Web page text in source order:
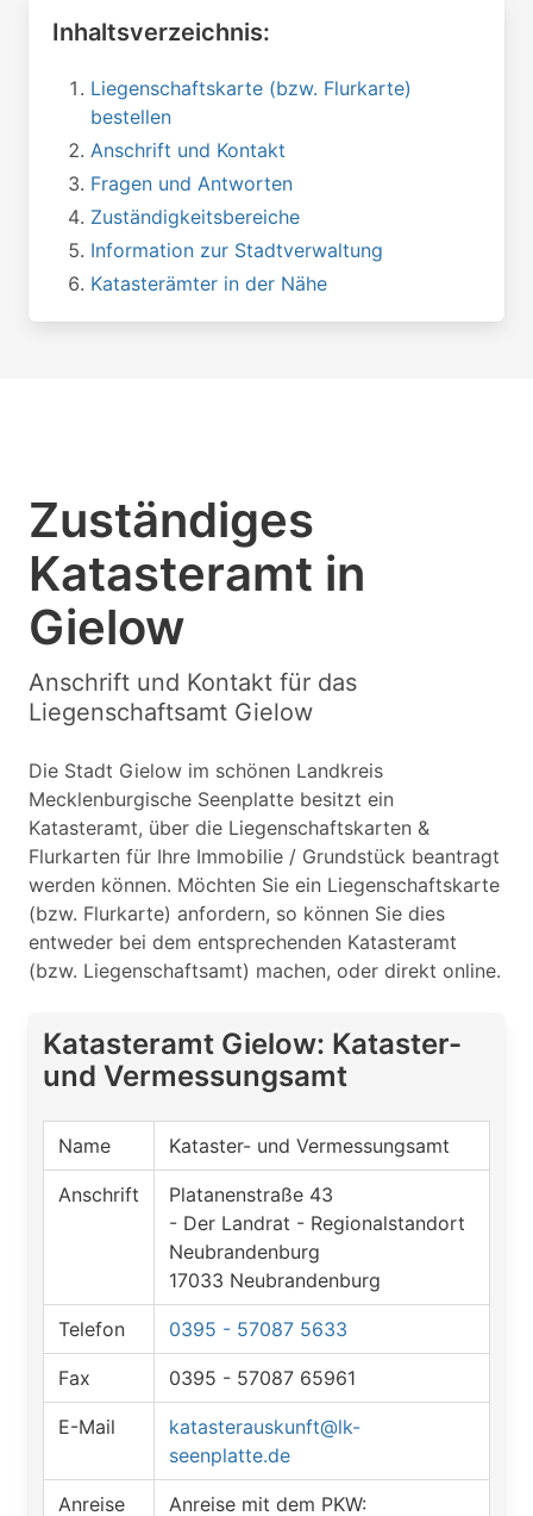
Inhaltsverzeichnis:
Liegenschaftskarte (bzw. Flurkarte)
bestellen
Anschrift und Kontakt
Fragen und Antworten
Zuständigkeitsbereiche
Information zur Stadtverwaltung
Katasterämter in der Nähe
Zuständiges
Katasteramt in
Gielow
Anschrift und Kontakt für das
Liegenschaftsamt Gielow
Die Stadt Gielow im schönen Landkreis
Mecklenburgische Seenplatte besitzt ein
Katasteramt, über die Liegenschaftskarten &
Flurkarten für Ihre Immobilie / Grundstück beantragt
werden können. Möchten Sie ein Liegenschaftskarte
(bzw. Flurkarte) anfordern, so können Sie dies
entweder bei dem entsprechenden Katasteramt
(bzw. Liegenschaftsamt) machen, oder direkt online.
Katasteramt Gielow: Kataster-
und Vermessungsamt
Name Kataster- und Vermessungsamt
Anschrift
Platanenstraße 43
- Der Landrat - Regionalstandort
Neubrandenburg
17033 Neubrandenburg
Telefon 0395 - 57087 5633
Fax 0395 - 57087 65961
E-Mail
katasterauskunft@lk-
seenplatte.de
Anreise Anreise mit dem PKW: